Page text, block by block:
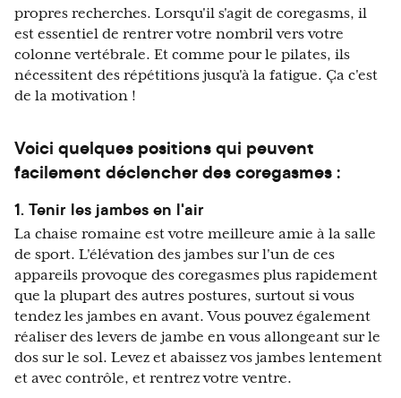
propres recherches. Lorsqu'il s'agit de coregasms, il
est essentiel de rentrer votre nombril vers votre
colonne vertébrale. Et comme pour le pilates, ils
nécessitent des répétitions jusqu'à la fatigue. Ça c'est
de la motivation !
Voici quelques positions qui peuvent
facilement déclencher des coregasmes :
1. Tenir les jambes en l'air
La chaise romaine est votre meilleure amie à la salle
de sport. L'élévation des jambes sur l'un de ces
appareils provoque des coregasmes plus rapidement
que la plupart des autres postures, surtout si vous
tendez les jambes en avant. Vous pouvez également
réaliser des levers de jambe en vous allongeant sur le
dos sur le sol. Levez et abaissez vos jambes lentement
et avec contrôle, et rentrez votre ventre.